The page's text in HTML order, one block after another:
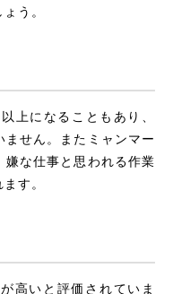
う。
上になることもあり、
せん。またミャンマー
嫌な仕事と思われる作業
す。
高いと評価されていま